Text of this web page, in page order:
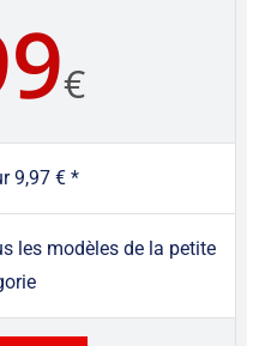
€
9,97 € *
les modèles de la petite